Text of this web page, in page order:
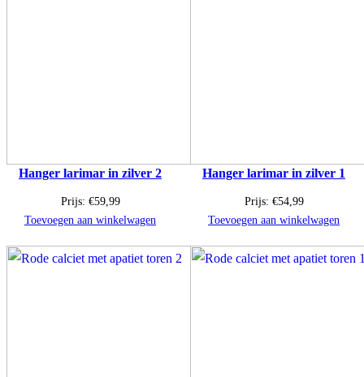
Hanger larimar in zilver 2
Prijs: €59,99
Toevoegen aan winkelwagen
Hanger larimar in zilver 1
Prijs: €54,99
Toevoegen aan winkelwagen